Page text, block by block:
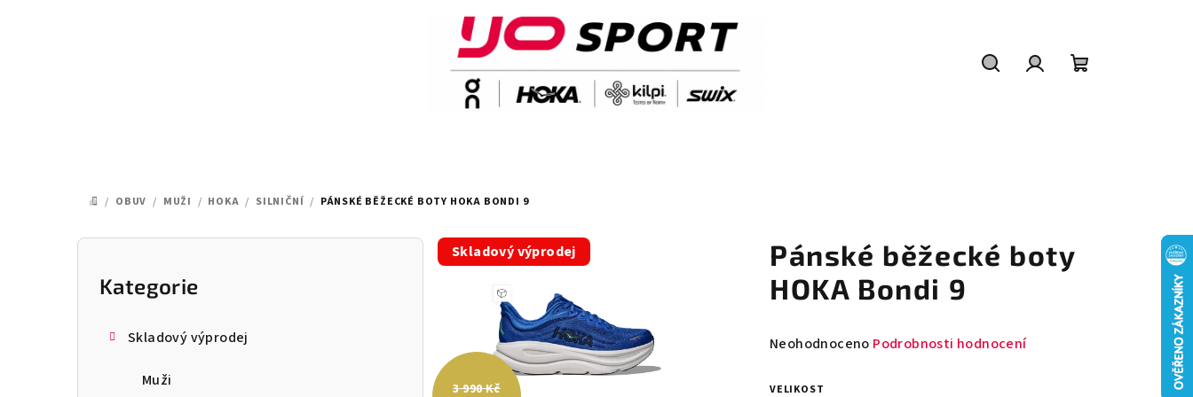
DOMŮ
/ OBUV / MUŽI / HOKA / SILNIČNÍ / PÁNSKÉ BĚŽECKÉ BOTY HOKA BONDI 9
P
Přeskočit
kategorie
Kategorie
Skladový výprodej
Muži
Pánské běžecké boty
HOKA Bondi 9
Průměrné
produktu
Neohodnoceno Podrobnosti hodnocení
VELIKOST
Skladový výprodej
3 990 Kč